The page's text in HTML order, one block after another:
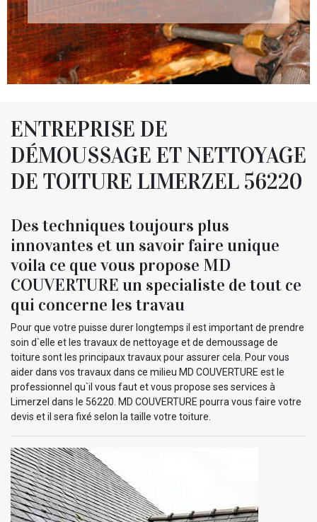
ENTREPRISE DE
DÉMOUSSAGE ET NETTOYAGE
DE TOITURE LIMERZEL 56220
Des techniques toujours plus
innovantes et un savoir faire unique
voila ce que vous propose MD
COUVERTURE un specialiste de tout ce
qui concerne les travau
Pour que votre puisse durer longtemps il est important de prendre
soin d`elle et les travaux de nettoyage et de demoussage de
toiture sont les principaux travaux pour assurer cela. Pour vous
aider dans vos travaux dans ce milieu MD COUVERTURE est le
professionnel qu`il vous faut et vous propose ses services à
Limerzel dans le 56220. MD COUVERTURE pourra vous faire votre
devis et il sera fixé selon la taille votre toiture.